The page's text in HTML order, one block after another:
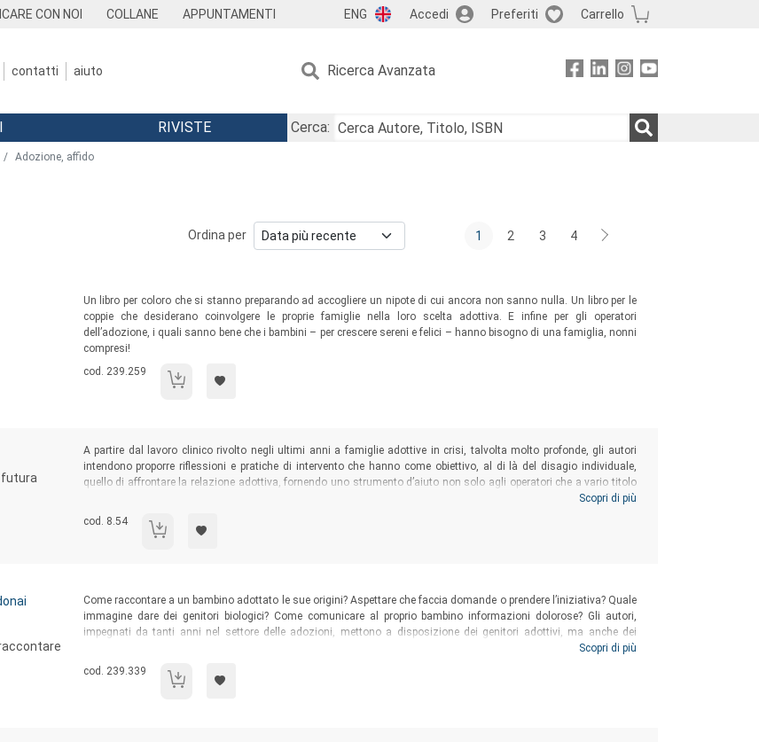
CON NOI COLLANE APPUNTAMENTI ENG Accedi Preferiti Carrello
contatti aiuto Ricerca Avanzata
RIVISTE
Cerca:
Adozione, affido
Ordina per 1 2 3 4
Sommario:
Un libro per coloro che si stanno preparando ad accogliere un nipote di cui ancora non sanno nulla. Un libro per le
coppie che desiderano coinvolgere le proprie famiglie nella loro scelta adottiva. E infine per gli operatori
dell’adozione, i quali sanno bene che i bambini – per crescere sereni e felici – hanno bisogno di una famiglia, nonni
compresi!
Codice libro:
cod. 239.259 Nonni adottivi
futura
Sommario:
A partire dal lavoro clinico rivolto negli ultimi anni a famiglie adottive in crisi, talvolta molto profonde, gli autori
intendono proporre riflessioni e pratiche di intervento che hanno come obiettivo, al di là del disagio individuale,
quello di affrontare la relazione adottiva, fornendo uno strumento d’aiuto non solo agli operatori che a vario titolo
Scopri di più
Codice libro:
cod. 8.54 Adozione: identità in viaggio
Sommario:
Come raccontare a un bambino adottato le sue origini? Aspettare che faccia domande o prendere l’iniziativa? Quale
immagine dare dei genitori biologici? Come comunicare al proprio bambino informazioni dolorose? Gli autori,
impegnati da tanti anni nel settore delle adozioni, mettono a disposizione dei genitori adottivi, ma anche dei
professionisti e degli insegnanti, un insieme di indicazioni, criteri e metodologie in grado di accompagnarli nel
racconto della storia adottiva.
Scopri di più
Codice libro:
cod. 239.339 Perché sono stato adottato?